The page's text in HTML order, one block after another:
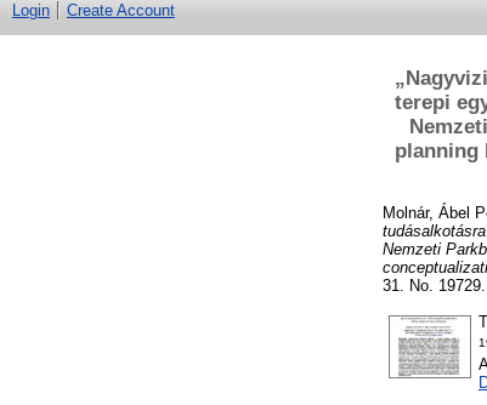
Login Create Account
terepi
planning
Molnár, Ábel
Nemzeti
31. No.